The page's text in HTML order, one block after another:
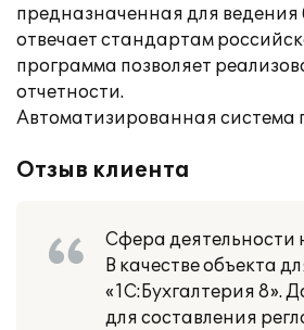
предназначенная для ведения
отвечает стандартам
программа позволяет
отчетности.
Автоматизированная система
Отзыв клиента
Сфера деятельности
В качестве объекта
«1C:Бухгалтерия 8».
для составления